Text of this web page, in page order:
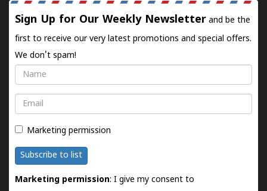
Sign Up for Our Weekly Newsletter and be the
first to receive our very latest promotions and special offers.
We don't spam!
Name
Email
Marketing permission
Subscribe to list
Marketing permission: I give my consent to